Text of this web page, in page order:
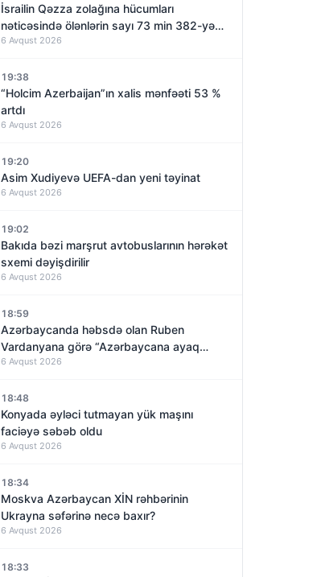
İsrailin Qəzza zolağına hücumları
nəticəsində ölənlərin sayı 73 min 382-yə
çatıb
6 Avqust 2026
19:38
“Holcim Azerbaijan”ın xalis mənfəəti 53 %
artdı
6 Avqust 2026
19:20
Asim Xudiyevə UEFA-dan yeni təyinat
6 Avqust 2026
19:02
Bakıda bəzi marşrut avtobuslarının hərəkət
sxemi dəyişdirilir
6 Avqust 2026
18:59
Azərbaycanda həbsdə olan Ruben
Vardanyana görə “Azərbaycana ayaq
basmayacağını” dedi və…
6 Avqust 2026
18:48
Konyada əyləci tutmayan yük maşını
faciəyə səbəb oldu
6 Avqust 2026
18:34
Moskva Azərbaycan XİN rəhbərinin
Ukrayna səfərinə necə baxır?
6 Avqust 2026
18:33